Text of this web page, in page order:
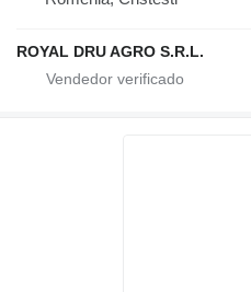
ROYAL DRU AGRO S.R.L.